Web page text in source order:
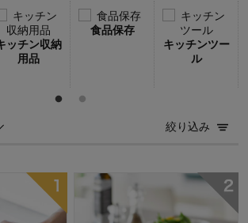
ッチン収納
用品
食品保存
キッチンツー
ル
絞り込み